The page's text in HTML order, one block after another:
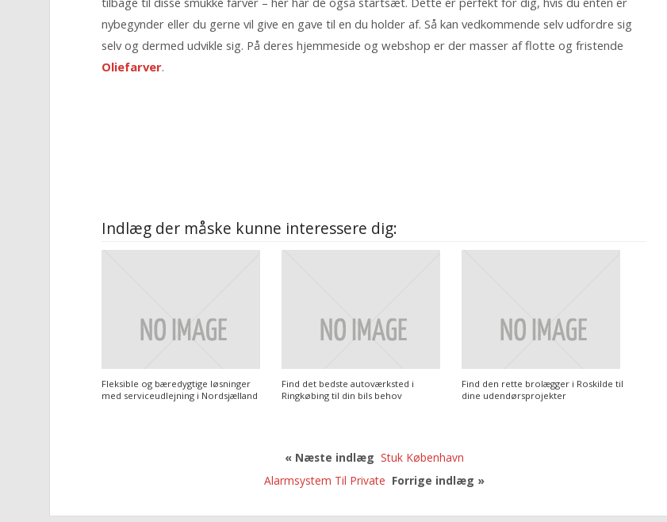
nybegynder eller du gerne vil give en gave til en du holder af. Så kan vedkommende selv udfordre sig
selv og dermed udvikle sig. På deres hjemmeside og webshop er der masser af flotte og fristende
Oliefarver.
Indlæg der måske kunne interessere dig:
Fleksible og bæredygtige løsninger
med serviceudlejning i Nordsjælland
Find det bedste autoværksted i
Ringkøbing til din bils behov
Find den rette brolægger i Roskilde til
dine udendørsprojekter
« Næste indlæg Stuk København
Alarmsystem Til Private Forrige indlæg »